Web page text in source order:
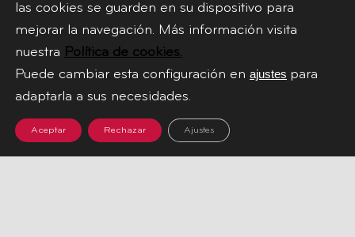
TIENDA
las cookies se guarden en su dispositivo para
mejorar la navegación. Más información visita
nuestra Política de cookies.
Puede cambiar esta configuración en ajustes para
adaptarla a sus necesidades.
Aceptar Rechazar Ajustes